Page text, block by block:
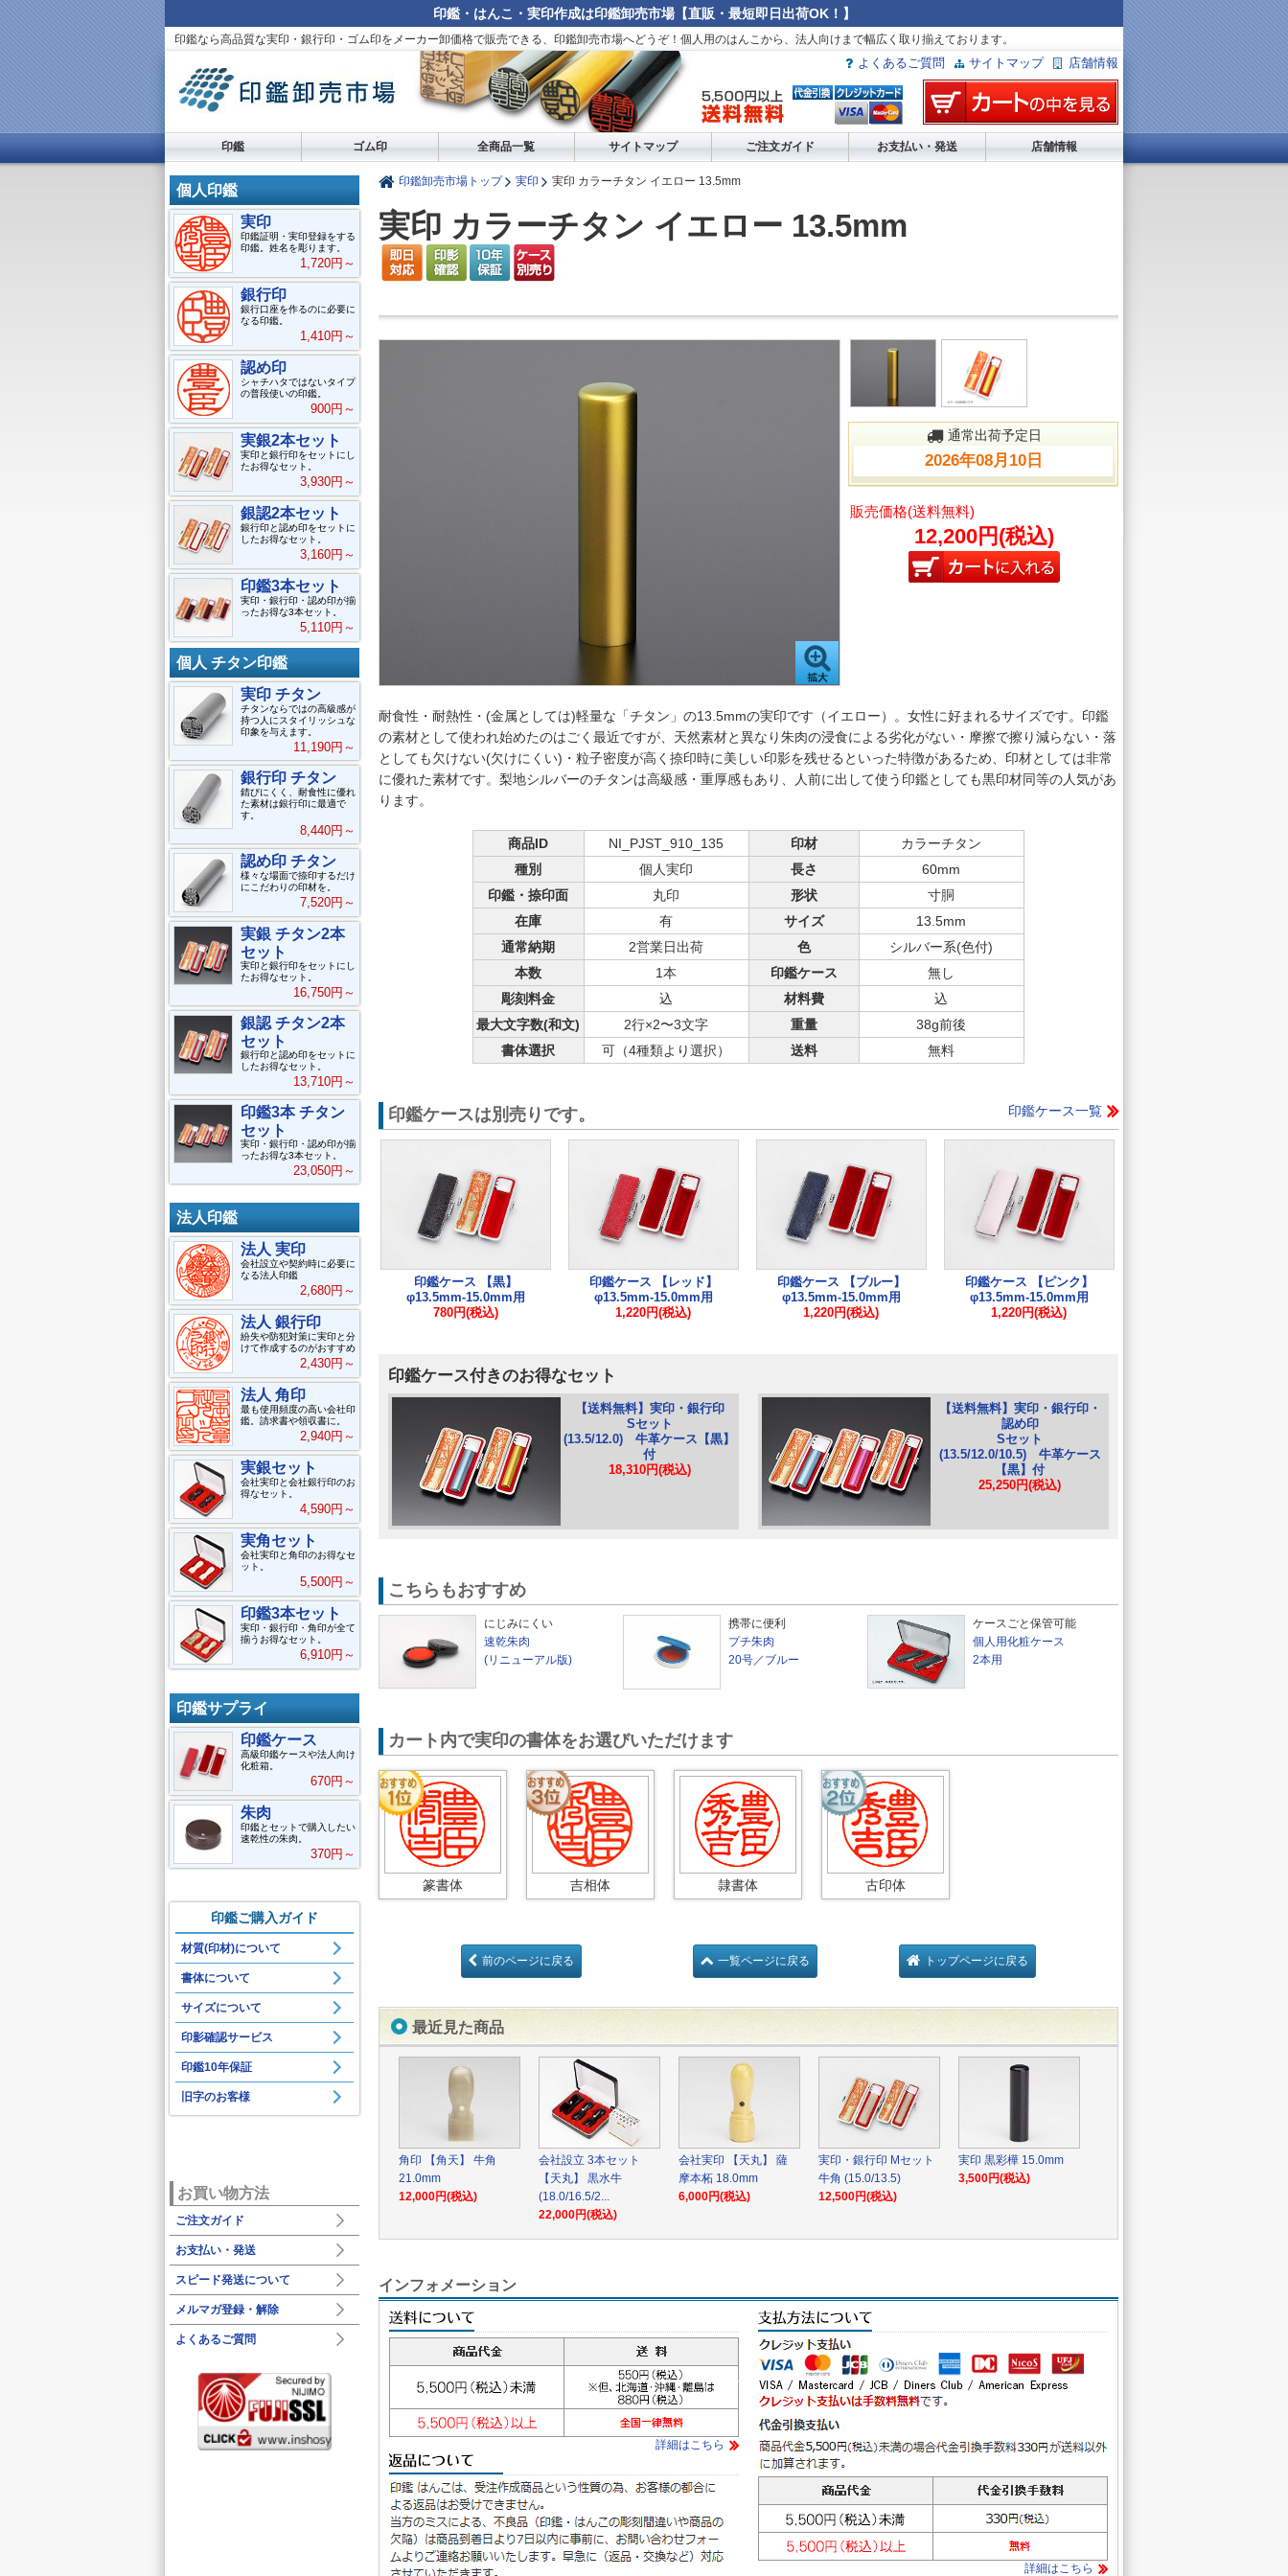
印鑑・はんこ・実印作成は印鑑卸売市場【直販・最短即日出荷OK！】
印鑑なら高品質な実印・銀行印・ゴム印をメーカー卸価格で販売できる、印鑑卸売市場へどうぞ！個人用のはんこから、法人向けまで幅広く取り揃えております。
よくあるご質問 サイトマップ 店舗情報
印鑑 ゴム印 全商品一覧 サイトマップ ご注文ガイド お支払い・発送 店舗情報
印鑑卸売市場トップ 実印 実印 カラーチタン イエロー 13.5mm
実印 カラーチタン イエロー 13.5mm
通常出荷予定日
2026年08月10日
販売価格(送料無料)
12,200円(税込)
耐食性・耐熱性・(金属としては)軽量な「チタン」の13.5mmの実印です（イエロー）。女性に好まれるサイズです。印鑑
の素材として使われ始めたのはごく最近ですが、天然素材と異なり朱肉の浸食による劣化がない・摩擦で擦り減らない・落
としても欠けない(欠けにくい)・粒子密度が高く捺印時に美しい印影を残せるといった特徴があるため、印材としては非常
に優れた素材です。梨地シルバーのチタンは高級感・重厚感もあり、人前に出して使う印鑑としても黒印材同等の人気があ
ります。
商品ID NI_PJST_910_135 印材
カラーチタン
種別
個人実印 長さ
60mm
印鑑・捺印面
丸印 形状
寸胴
在庫
有 サイズ
13.5mm
通常納期
2営業日出荷 色
シルバー系(色付)
本数
1本 印鑑ケース
無し
彫刻料金
込 材料費
込
最大文字数(和文)
2行×2〜3文字 重量
38g前後
書体選択
可（4種類より選択） 送料 無料
印鑑ケースは別売りです。 印鑑ケース一覧
印鑑ケース 【黒】
φ13.5mm-15.0mm用
780円(税込)
印鑑ケース 【レッド】
φ13.5mm-15.0mm用
1,220円(税込)
印鑑ケース 【ブルー】
φ13.5mm-15.0mm用
1,220円(税込)
印鑑ケース 【ピンク】
φ13.5mm-15.0mm用
1,220円(税込)
印鑑ケース付きのお得なセット
【送料無料】実印・銀行印
Sセット
(13.5/12.0) 牛革ケース【黒】
付
18,310円(税込)
【送料無料】実印・銀行印・
認め印
Sセット
(13.5/12.0/10.5) 牛革ケース
【黒】付
25,250円(税込)
こちらもおすすめ
にじみにくい
速乾朱肉
(リニューアル版)
携帯に便利
プチ朱肉
20号／ブルー
ケースごと保管可能
個人用化粧ケース
2本用
カート内で実印の書体をお選びいただけます
篆書体 吉相体 隷書体 古印体
前のページに戻る 一覧ページに戻る トップページに戻る
最近見た商品
角印 【角天】 牛角
21.0mm
12,000円(税込)
会社設立 3本セット
【天丸】 黒水牛
(18.0/16.5/2...
22,000円(税込)
会社実印 【天丸】 薩
摩本柘 18.0mm
6,000円(税込)
実印・銀行印 Mセット
牛角 (15.0/13.5)
12,500円(税込)
実印 黒彩樺 15.0mm
3,500円(税込)
インフォメーション
詳細はこちら
詳細はこちら
個人印鑑
実印
印鑑証明・実印登録をする
印鑑。姓名を彫ります。
1,720円～
銀行印
銀行口座を作るのに必要に
なる印鑑。
1,410円～
認め印
シャチハタではないタイプ
の普段使いの印鑑。
900円～
実銀2本セット
実印と銀行印をセットにし
たお得なセット。
3,930円～
銀認2本セット
銀行印と認め印をセットに
したお得なセット。
3,160円～
印鑑3本セット
実印・銀行印・認め印が揃
ったお得な3本セット。
5,110円～
個人 チタン印鑑
実印 チタン
チタンならではの高級感が
持つ人にスタイリッシュな
印象を与えます。
11,190円～
銀行印 チタン
錆びにくく、耐食性に優れ
た素材は銀行印に最適で
す。
8,440円～
認め印 チタン
様々な場面で捺印するだけ
にこだわりの印材を。
7,520円～
実銀 チタン2本
セット
実印と銀行印をセットにし
たお得なセット。
16,750円～
銀認 チタン2本
セット
銀行印と認め印をセットに
したお得なセット。
13,710円～
印鑑3本 チタン
セット
実印・銀行印・認め印が揃
ったお得な3本セット。
23,050円～
法人印鑑
法人 実印
会社設立や契約時に必要に
なる法人印鑑
2,680円～
法人 銀行印
紛失や防犯対策に実印と分
けて作成するのがおすすめ
2,430円～
法人 角印
最も使用頻度の高い会社印
鑑。請求書や領収書に。
2,940円～
実銀セット
会社実印と会社銀行印のお
得なセット。
4,590円～
実角セット
会社実印と角印のお得なセ
ット。
5,500円～
印鑑3本セット
実印・銀行印・角印が全て
揃うお得なセット。
6,910円～
印鑑サプライ
印鑑ケース
高級印鑑ケースや法人向け
化粧箱。
670円～
朱肉
印鑑とセットで購入したい
速乾性の朱肉。
370円～
印鑑ご購入ガイド
材質(印材)について
書体について
サイズについて
印影確認サービス
印鑑10年保証
旧字のお客様
お買い物方法
ご注文ガイド
お支払い・発送
スピード発送について
メルマガ登録・解除
よくあるご質問